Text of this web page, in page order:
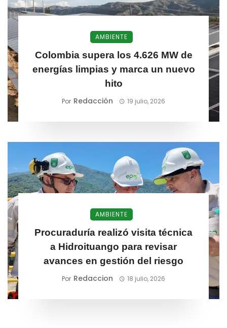
AMBIENTE
Colombia supera los 4.626 MW de
energías limpias y marca un nuevo
hito
Por Redacción 19 julio, 2026
AMBIENTE
Procuraduría realizó visita técnica
a Hidroituango para revisar
avances en gestión del riesgo
Por Redaccion 18 julio, 2026